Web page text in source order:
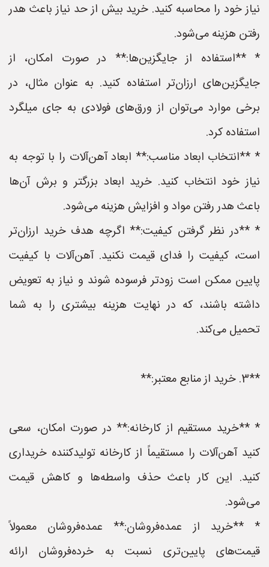
نیاز خود را محاسبه کنید. خرید بیش از حد نیاز باعث هدر
رفتن هزینه می‌شود.
* **استفاده از جایگزین‌ها:** در صورت امکان، از
جایگزین‌های ارزان‌تر استفاده کنید. به عنوان مثال، در
برخی موارد می‌توان از ورق‌های فولادی به جای میلگرد
استفاده کرد.
* **انتخاب ابعاد مناسب:** ابعاد آهن‌آلات را با توجه به
نیاز خود انتخاب کنید. خرید ابعاد بزرگتر و برش آن‌ها
باعث هدر رفتن مواد و افزایش هزینه می‌شود.
* **در نظر گرفتن کیفیت:** اگرچه هدف خرید ارزان‌تر
است، کیفیت را فدای قیمت نکنید. آهن‌آلات با کیفیت
پایین ممکن است زودتر فرسوده شوند و نیاز به تعویض
داشته باشند، که در نهایت هزینه بیشتری را به شما
تحمیل می‌کند.
**3. خرید از منابع معتبر:**
* **خرید مستقیم از کارخانه:** در صورت امکان، سعی
کنید آهن‌آلات را مستقیماً از کارخانه تولیدکننده خریداری
کنید. این کار باعث حذف واسطه‌ها و کاهش قیمت
می‌شود.
* **خرید از عمده‌فروشان:** عمده‌فروشان معمولاً
قیمت‌های پایین‌تری نسبت به خرده‌فروشان ارائه